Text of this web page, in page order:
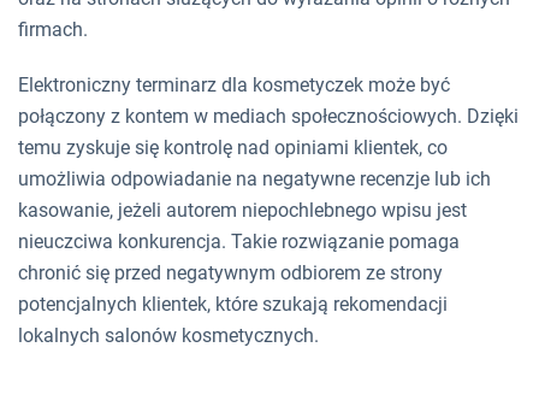
firmach.
Elektroniczny terminarz dla kosmetyczek może być
połączony z kontem w mediach społecznościowych. Dzięki
temu zyskuje się kontrolę nad opiniami klientek, co
umożliwia odpowiadanie na negatywne recenzje lub ich
kasowanie, jeżeli autorem niepochlebnego wpisu jest
nieuczciwa konkurencja. Takie rozwiązanie pomaga
chronić się przed negatywnym odbiorem ze strony
potencjalnych klientek, które szukają rekomendacji
lokalnych salonów kosmetycznych.